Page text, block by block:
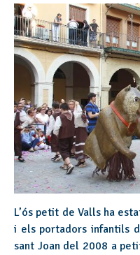
L’ós petit de Valls ha
i els portadors infantils
sant Joan del 2008 a